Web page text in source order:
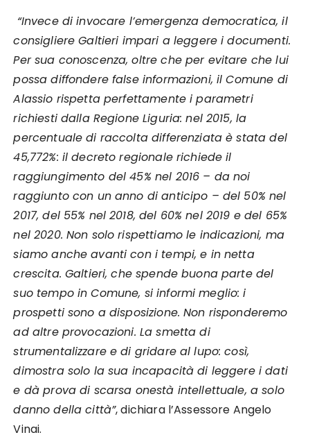
“Invece di invocare l’emergenza democratica, il
consigliere Galtieri impari a leggere i documenti.
Per sua conoscenza, oltre che per evitare che lui
possa diffondere false informazioni, il Comune di
Alassio rispetta perfettamente i parametri
richiesti dalla Regione Liguria: nel 2015, la
percentuale di raccolta differenziata è stata del
45,772%: il decreto regionale richiede il
raggiungimento del 45% nel 2016 – da noi
raggiunto con un anno di anticipo – del 50% nel
2017, del 55% nel 2018, del 60% nel 2019 e del 65%
nel 2020. Non solo rispettiamo le indicazioni, ma
siamo anche avanti con i tempi, e in netta
crescita. Galtieri, che spende buona parte del
suo tempo in Comune, si informi meglio: i
prospetti sono a disposizione. Non risponderemo
ad altre provocazioni. La smetta di
strumentalizzare e di gridare al lupo: così,
dimostra solo la sua incapacità di leggere i dati
e dà prova di scarsa onestà intellettuale, a solo
danno della città”, dichiara l’Assessore Angelo
Vinai.